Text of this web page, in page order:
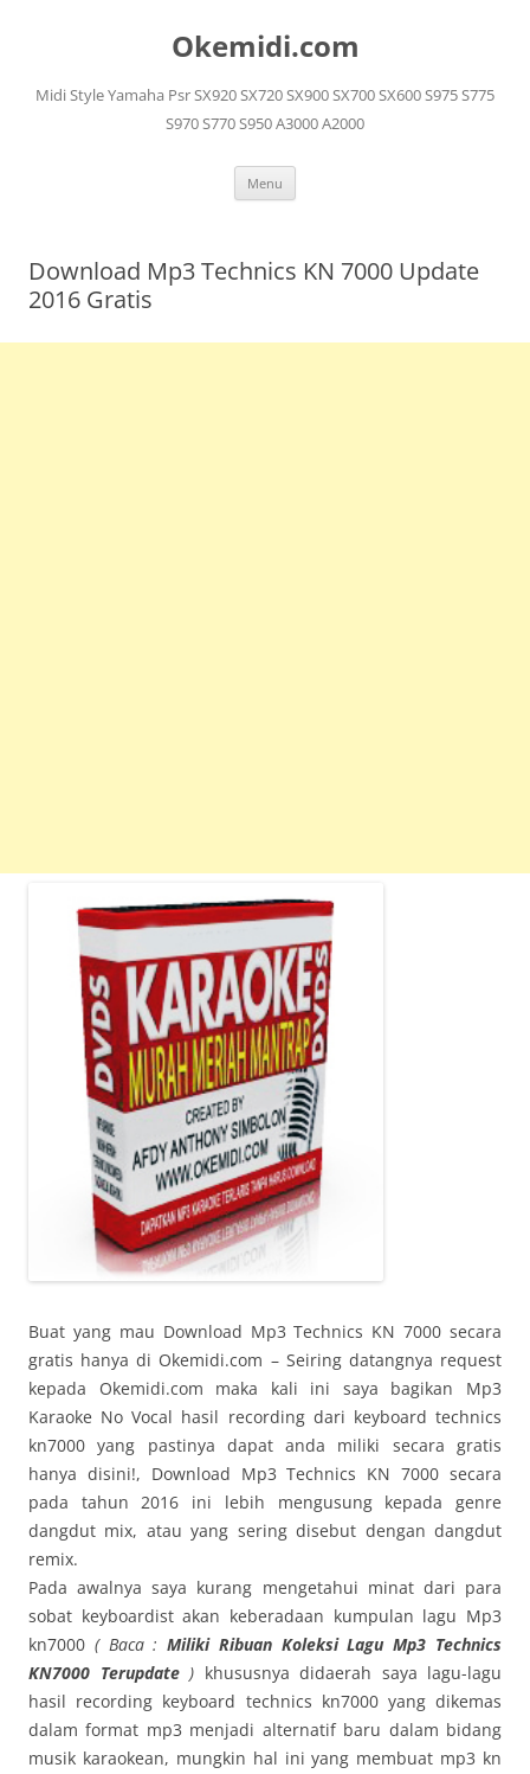
Okemidi.com
Midi Style Yamaha Psr SX920 SX720 SX900 SX700 SX600 S975 S775
S970 S770 S950 A3000 A2000
Menu
Download Mp3 Technics KN 7000 Update
2016 Gratis
Buat yang mau Download Mp3 Technics KN 7000 secara
gratis hanya di Okemidi.com – Seiring datangnya request
kepada Okemidi.com maka kali ini saya bagikan Mp3
Karaoke No Vocal hasil recording dari keyboard technics
kn7000 yang pastinya dapat anda miliki secara gratis
hanya disini!, Download Mp3 Technics KN 7000 secara
pada tahun 2016 ini lebih mengusung kepada genre
dangdut mix, atau yang sering disebut dengan dangdut
remix.
Pada awalnya saya kurang mengetahui minat dari para
sobat keyboardist akan keberadaan kumpulan lagu Mp3
kn7000 ( Baca :Miliki Ribuan Koleksi Lagu Mp3 Technics
KN7000 Terupdate) khususnya didaerah saya lagu-lagu
hasil recording keyboard technics kn7000 yang dikemas
dalam format mp3 menjadi alternatif baru dalam bidang
musik karaokean, mungkin hal ini yang membuat mp3 kn